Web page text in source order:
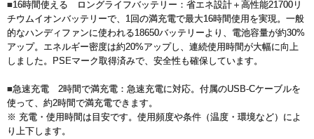
■16時間使える ロングライフバッテリー：省エネ設計＋高性能21700リ
チウムイオンバッテリーで、1回の満充電で最大16時間使用を実現。一般
的なハンディファンに使われる18650バッテリーより、電池容量が約30%
アップ。エネルギー密度は約20%アップし、連続使用時間が大幅に向上
しました。PSEマーク取得済みで、安全性も確保しています。
■急速充電 2時間で満充電：急速充電に対応。付属のUSB-Cケーブルを
使って、約2時間で満充電できます。
※ 充電・使用時間は目安です。使用頻度や条件（温度・環境など）によ
り上下します。